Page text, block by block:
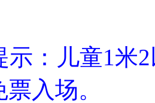
示：儿童1米
入场。